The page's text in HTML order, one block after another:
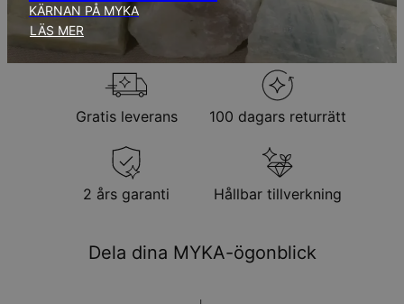
Returpolicy
Observera att personliga smycken är unika och endast kan
returneras för utbyte eller butikskredit
KÄRNAN PÅ MYKA
LÄS MER
Gratis leverans 100 dagars returrätt
2 års garanti Hållbar tillverkning
Dela dina MYKA-ögonblick